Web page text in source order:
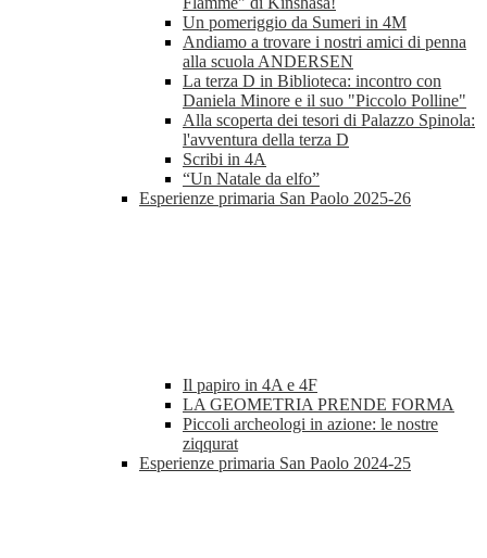
Un pomeriggio da Sumeri in 4M
Andiamo a trovare i nostri amici di penna
alla scuola ANDERSEN
La terza D in Biblioteca: incontro con
Daniela Minore e il suo "Piccolo Polline"
Alla scoperta dei tesori di Palazzo Spinola:
l'avventura della terza D
Scribi in 4A
“Un Natale da elfo”
Esperienze primaria San Paolo 2025-26
Il papiro in 4A e 4F
LA GEOMETRIA PRENDE FORMA
Piccoli archeologi in azione: le nostre
ziqqurat
Esperienze primaria San Paolo 2024-25